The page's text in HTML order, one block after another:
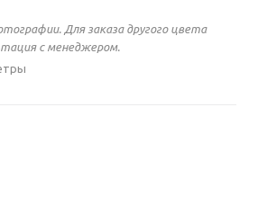
Для заказа другого цвета
с менеджером.